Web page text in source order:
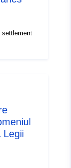
settlement
Legii